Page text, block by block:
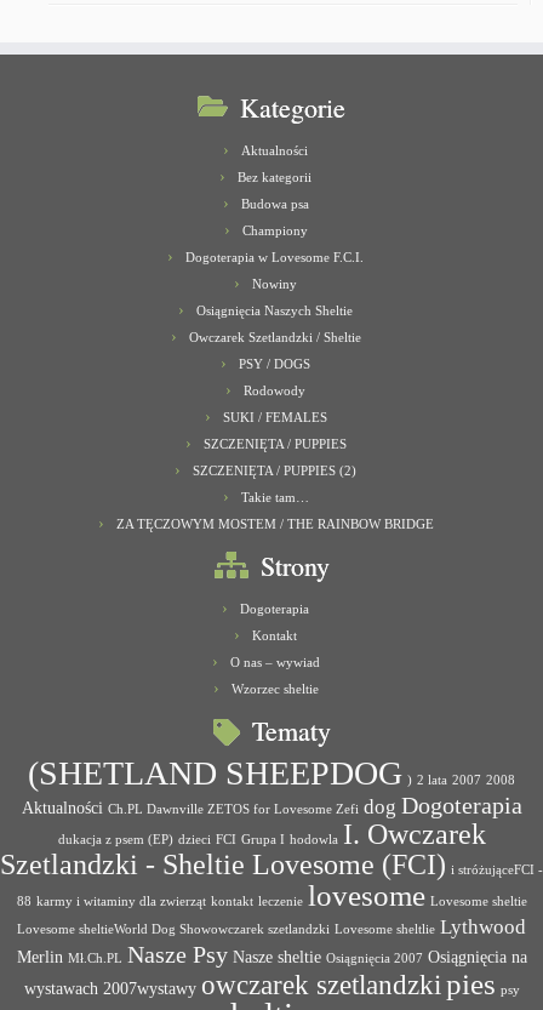
Kategorie
Aktualności
Bez kategorii
Budowa psa
Championy
Dogoterapia w Lovesome F.C.I.
Nowiny
Osiągnięcia Naszych Sheltie
Owczarek Szetlandzki / Sheltie
PSY / DOGS
Rodowody
SUKI / FEMALES
SZCZENIĘTA / PUPPIES
SZCZENIĘTA / PUPPIES (2)
Takie tam…
ZA TĘCZOWYM MOSTEM / THE RAINBOW BRIDGE
Strony
Dogoterapia
Kontakt
O nas – wywiad
Wzorzec sheltie
Tematy
(SHETLAND SHEEPDOG ) 2 lata 2007 2008
Aktualności Ch.PL Dawnville ZETOS for Lovesome Zefi dog Dogoterapia
dukacja z psem (EP) dzieci FCI Grupa I hodowla I. Owczarek
Szetlandzki - Sheltie Lovesome (FCI) i stróżująceFCI -
88 karmy i witaminy dla zwierząt kontakt leczenie lovesome Lovesome sheltie
Lovesome sheltieWorld Dog Showowczarek szetlandzki Lovesome sheltlie Lythwood
Merlin Mł.Ch.PL Nasze Psy Nasze sheltie Osiągnięcia 2007 Osiągnięcia na
wystawach 2007wystawy owczarek szetlandzkipies psy